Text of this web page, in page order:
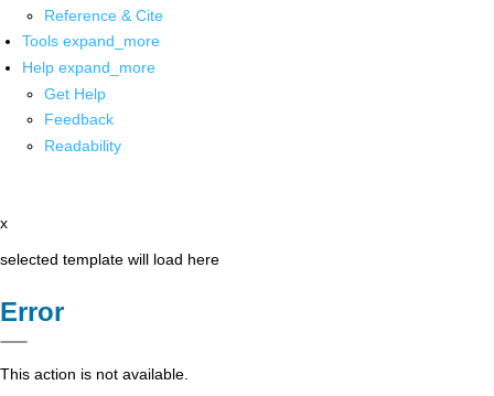
Reference & Cite
Tools expand_more
Help expand_more
Get Help
Feedback
Readability
x
selected template will load here
Error
This action is not available.